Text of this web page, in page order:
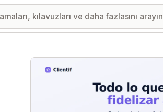
Öne çıkan görsel galerisi